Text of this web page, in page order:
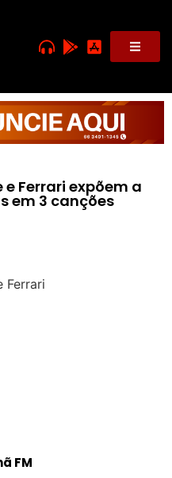
e Ferrari expõem a
em 3 canções
FM